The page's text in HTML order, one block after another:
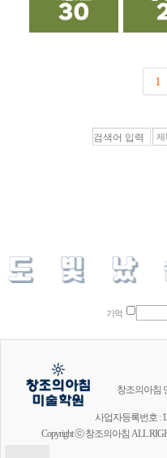
1
기억
창조의아침
사업자등록번호 :
Copyright ⓒ 창조의아침 ALL